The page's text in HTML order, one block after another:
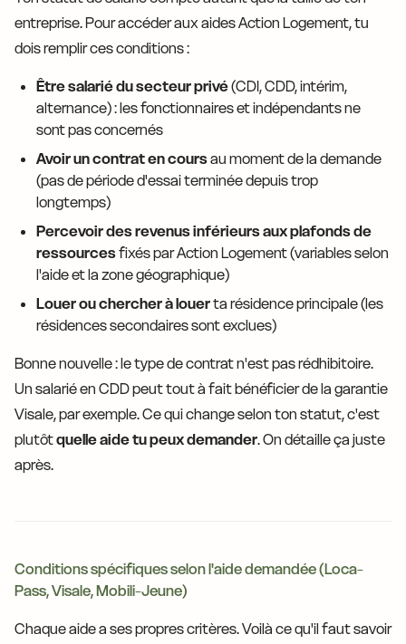
entreprise. Pour accéder aux aides Action Logement, tu
dois remplir ces conditions :
Être salarié du secteur privé(CDI, CDD, intérim,
alternance) : les fonctionnaires et indépendants ne
sont pas concernés
Avoir un contrat en coursau moment de la demande
(pas de période d'essai terminée depuis trop
longtemps)
Percevoir des revenus inférieurs aux plafonds de
ressourcesfixés par Action Logement (variables selon
l'aide et la zone géographique)
Louer ou chercher à louerta résidence principale (les
résidences secondaires sont exclues)
Bonne nouvelle : le type de contrat n'est pas rédhibitoire.
Un salarié en CDD peut tout à fait bénéficier de la garantie
Visale, par exemple. Ce qui change selon ton statut, c'est
plutôtquelle aide tu peux demander. On détaille ça juste
après.
Conditions spécifiques selon l'aide demandée (Loca-
Pass, Visale, Mobili-Jeune)
Chaque aide a ses propres critères. Voilà ce qu'il faut savoir